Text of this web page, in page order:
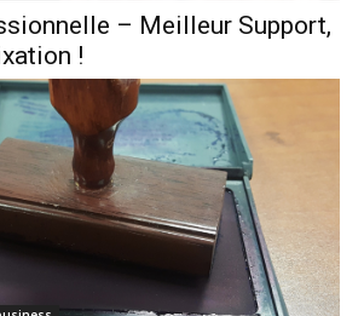
– Meilleur Support,
!